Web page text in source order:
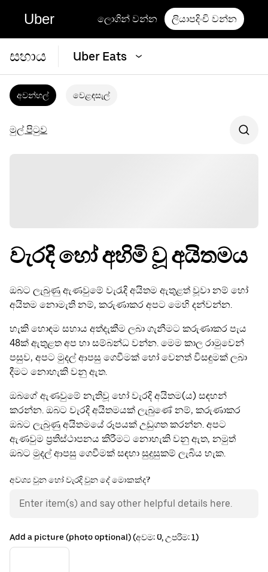
Uber ලොගින් වන්න ලියාපදිංචි වන්න
සහාය Uber Eats
අවන්හල් වෙළඳසැල්
මුල් පිටුව
වැරදි හෝ අහිමි වූ අයිතමය
ඔබට ලැබුණු ඇණවුමේ වැරැදි අයිතම ඇතුළත් වූවා නම් හෝ
අයිතම නොමැති නම්, කරුණාකර අපට මෙහි දන්වන්න.
හැකි හොඳම සහාය අත්දැකීම ලබා ගැනීමට කරුණාකර පැය
48ක් ඇතුළත අප හා සම්බන්ධ වන්න. මෙම කාල රාමුවෙන්
පසුව, අපට මුදල් ආපසු ගෙවීමක් හෝ වෙනත් විසඳුමක් ලබා
දීමට නොහැකි වනු ඇත.
ඔබගේ ඇණවුමේ නැතිවූ හෝ වැරදි අයිතම(ය) සඳහන්
කරන්න. ඔබට වැරදි අයිතමයක් ලැබුණේ නම්, කරුණාකර
ඔබට ලැබුණු අයිතමයේ රූපයක් උඩුගත කරන්න. අපට
ඇණවුම ප්‍රතිස්ථාපනය කිරීමට නොහැකි වනු ඇත, නමුත්
ඔබට මුදල් ආපසු ගෙවීමක් සඳහා සුදුසුකම් ලැබිය හැක.
අවශ්‍ය වුන හෝ වැරදි වුන දේ මොකක්ද?
Add a picture (photo optional) (අවම: 0, උපරිම: 1)